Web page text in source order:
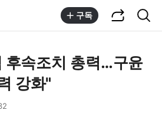
구독
후속조치 총력…구윤
강화"